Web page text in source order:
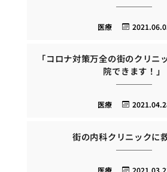
医療
「コロナ対策万全の街のクリニ
院できます！」
医療
街の内科クリニックに
医療